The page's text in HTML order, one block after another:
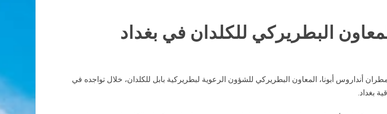
البطريركي للكلدان في بغداد
حضن الآب في السماء، المطران أنداروس أبونا، المعاون البطريركي للشؤون الرعوية لبطريركية بابل للكلدان، خلال تواجده في